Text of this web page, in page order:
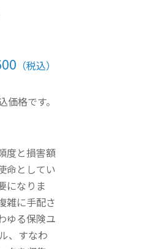
（税込）
格です。
度と損害額
命としてい
になりま
雑に手配さ
ゆる保険ユ
、すなわ